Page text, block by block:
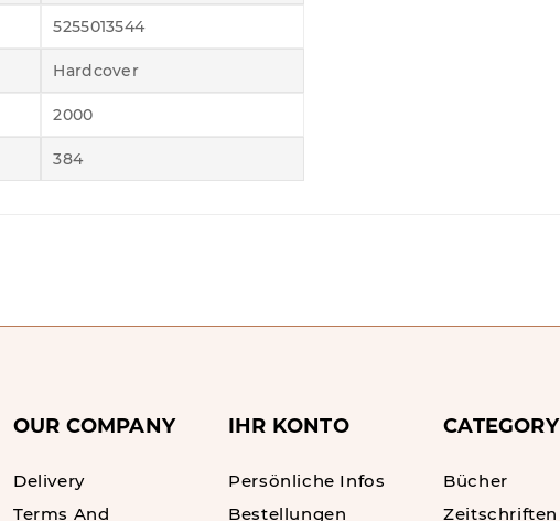
5255013544
Hardcover
2000
384
OUR COMPANY
Delivery
Terms And
IHR KONTO
Persönliche Infos
Bestellungen
CATEGORY
Bücher
Zeitschriften